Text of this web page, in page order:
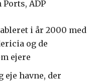
ADP
i år 2000 med
og de
ejere
eje havne, der